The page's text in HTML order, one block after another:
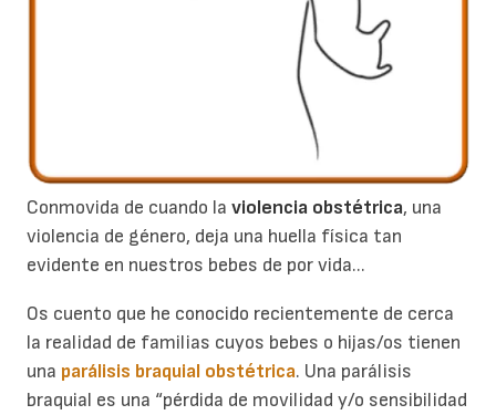
Conmovida de cuando la violencia obstétrica, una
violencia de género, deja una huella física tan
evidente en nuestros bebes de por vida...
Os cuento que he conocido recientemente de cerca
la realidad de familias cuyos bebes o hijas/os tienen
una parálisis braquial obstétrica. Una parálisis
braquial es una “pérdida de movilidad y/o sensibilidad